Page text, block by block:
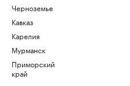
Черноземье
Кавказ
Карелия
Мурманск
Приморский
край